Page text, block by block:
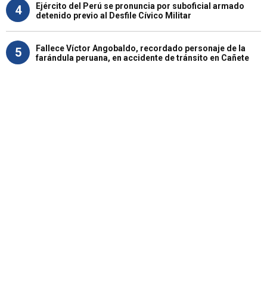
4
Ejército del Perú se pronuncia por suboficial armado
detenido previo al Desfile Cívico Militar
5
Fallece Víctor Angobaldo, recordado personaje de la
farándula peruana, en accidente de tránsito en Cañete